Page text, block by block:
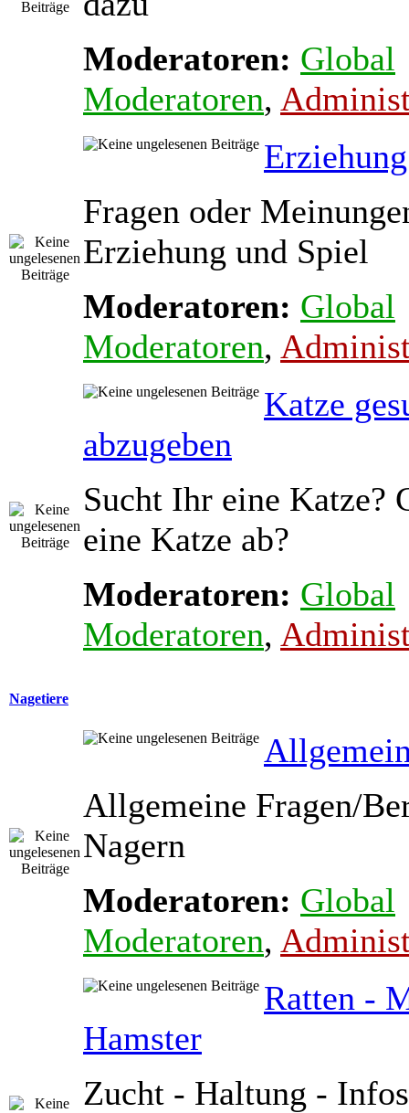
Moderatoren: Global
Moderatoren,
Fragen oder
Erziehung und Spiel
Moderatoren: Global
Moderatoren,
Katze
abzugeben
Sucht Ihr eine Katze?
eine Katze ab?
Moderatoren: Global
Moderatoren,
Nagetiere
Allgemeine Fragen/
Nagern
Moderatoren: Global
Moderatoren,
Ratten -
Hamster
Zucht - Haltung -